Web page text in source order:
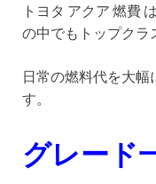
トヨタ アクア 燃費
の中でもトップクラ
日常の燃料代を大
す。
グレード